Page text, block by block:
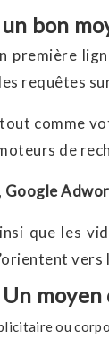
un bon
première
requêtes
comme
de
Google
que les
vers
ou